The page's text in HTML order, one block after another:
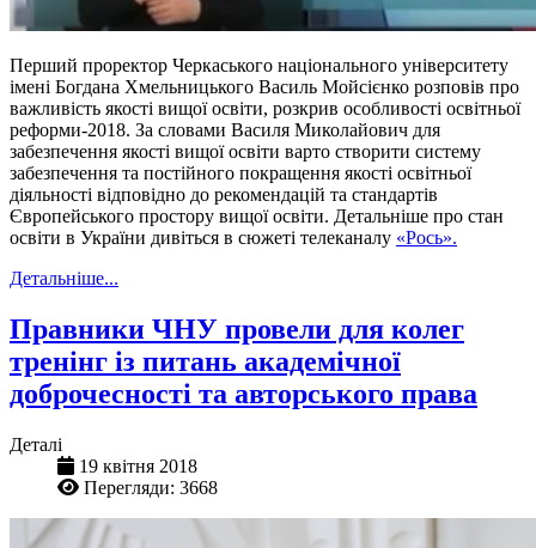
Перший проректор Черкаського національного університету
імені Богдана Хмельницького Василь Мойсієнко розповів про
важливість якості вищої освіти, розкрив особливості освітньої
реформи-2018. За словами Василя Миколайович для
забезпечення якості вищої освіти варто створити систему
забезпечення та постійного покращення якості освітньої
діяльності відповідно до рекомендацій та стандартів
Європейського простору вищої освіти. Детальніше про стан
освіти в України дивіться в сюжеті телеканалу «Рось».
Детальніше...
Правники ЧНУ провели для колег
тренінг із питань академічної
доброчесності та авторського права
Деталі
19 квітня 2018
Перегляди: 3668